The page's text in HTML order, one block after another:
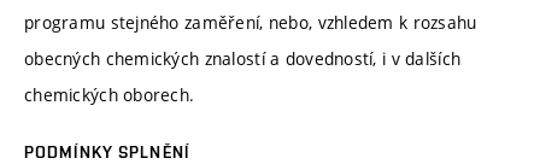
programu stejného zaměření, nebo, vzhledem k rozsahu
obecných chemických znalostí a dovedností, i v dalších
chemických oborech.
PODMÍNKY SPLNĚNÍ